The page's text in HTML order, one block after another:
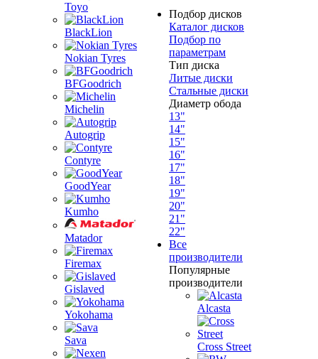
Toyo
BlackLion
Nokian Tyres
BFGoodrich
Michelin
Autogrip
Contyre
GoodYear
Kumho
Matador
Firemax
Gislaved
Yokohama
Sava
Подбор дисков
Каталог дисков
Подбор по
параметрам
Тип диска
Литые диски
Стальные диски
Диаметр обода
13"
14"
15"
16"
17"
18"
19"
20"
21"
22"
Все
производители
Популярные
производители
Alcasta
Cross Street